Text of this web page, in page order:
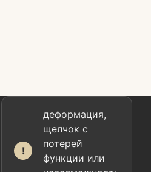
!
деформация,
щелчок с
потерей
функции или